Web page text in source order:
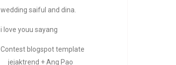
wedding saiful and dina.
i love youu sayang
Contest blogspot template
jejaktrend + Ang Pao